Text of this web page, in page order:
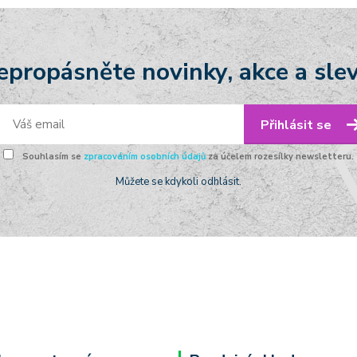
novinky, akce a
Přihlásit se
Souhlasím se zpracováním osobních údajůza účelem rozesílky newsletteru.
Můžete se kdykoli odhlásit.